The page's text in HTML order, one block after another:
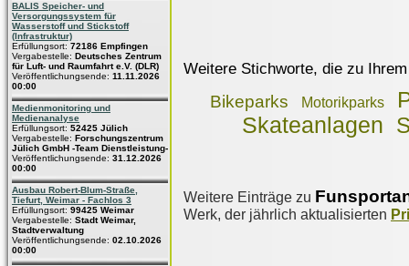
BALIS Speicher- und
Versorgungssystem für
Wasserstoff und Stickstoff
(Infrastruktur)
Erfüllungsort: 72186 Empfingen
Vergabestelle: Deutsches Zentrum
für Luft- und Raumfahrt e.V. (DLR)
Veröffentlichungsende: 11.11.2026
00:00
Medienmonitoring und
Medienanalyse
Erfüllungsort: 52425 Jülich
Vergabestelle: Forschungszentrum
Jülich GmbH -Team Dienstleistung-
Veröffentlichungsende: 31.12.2026
00:00
Ausbau Robert-Blum-Straße,
Tiefurt, Weimar - Fachlos 3
Erfüllungsort: 99425 Weimar
Vergabestelle: Stadt Weimar,
Stadtverwaltung
Veröffentlichungsende: 02.10.2026
00:00
Weitere Stichworte, die zu
Bikeparks Motorikparks
Skateanlagen
Weitere Einträge zu
Werk, der jährlich aktualisierten